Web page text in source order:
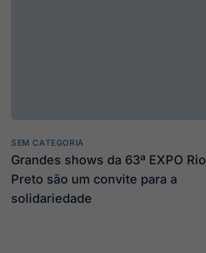
SEM CATEGORIA
Grandes shows da 63ª EXPO Rio
Preto são um convite para a
solidariedade